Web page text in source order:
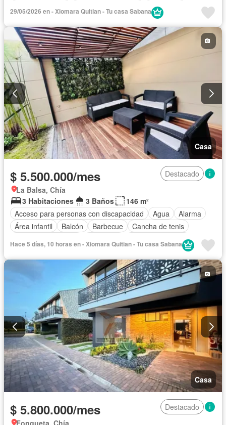
Chimenea
Depósito
Electricidad
Estudio Gas natural Gimnasio
Estudio
Piscina
Vigilante Seguridad privada
Vista panorámica
Permite mascotas
Permite niños Solo familias
29/05/2026 en - Xiomara Quitian - Tu casa Sabana
Casa
$ 5.500.000/mes
Destacado
La Balsa, Chía
3 Habitaciones
3 Baños
146 m²
Acceso para personas con discapacidad
Agua
Alarma
Área infantil
Balcón Barbecue
Cancha de tenis
Cocina amoblada
Gas natural
Gimnasio
Jardín Estudio Patio
Piscina
Vigilante
Seguridad privada
Tanque de agua
Vista panorámica
Permite mascotas
Permite niños
Solo familias
Hace 5 días, 10 horas en - Xiomara Quitian - Tu casa Sabana
Casa
$ 5.800.000/mes
Destacado
Fonqueta, Chía